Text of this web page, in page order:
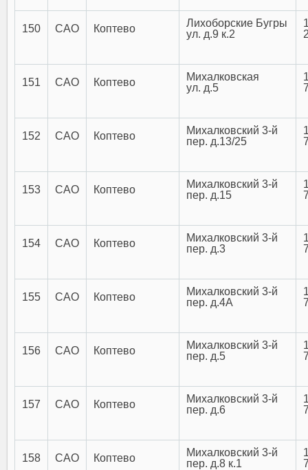
150 САО Коптево
Лихоборские Бугры
ул. д.9 к.2
151 САО Коптево
Михалковская
ул. д.5
152 САО Коптево
Михалковский 3-й
пер. д.13/25
153 САО Коптево
Михалковский 3-й
пер. д.15
154 САО Коптево
Михалковский 3-й
пер. д.3
155 САО Коптево
Михалковский 3-й
пер. д.4А
156 САО Коптево
Михалковский 3-й
пер. д.5
157 САО Коптево
Михалковский 3-й
пер. д.6
158 САО Коптево
Михалковский 3-й
пер. д.8 к.1